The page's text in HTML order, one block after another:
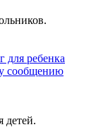
для ребенка
сообщению
детей.